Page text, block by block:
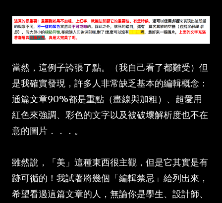
當然，這例子誇張了點。（我自己看了都難受）但
是我確實發現，許多人非常缺乏基本的編輯概念：
通篇文章90%都是重點（畫線與加粗）、超愛用
紅色來強調、彩色的文字以及被破壞解析度也不在
意的圖片．．．。
雖然說，「美」這種東西很主觀，但是它其實是有
跡可循的！我試著將幾個「編輯禁忌」給列出來，
希望看過這篇文章的人，無論你是學生、設計師、